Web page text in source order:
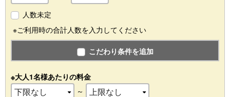
人数未定
※ご利用時の合計人数を入力してください
こだわり条件を追加
※大人1名様あたりの料金
～